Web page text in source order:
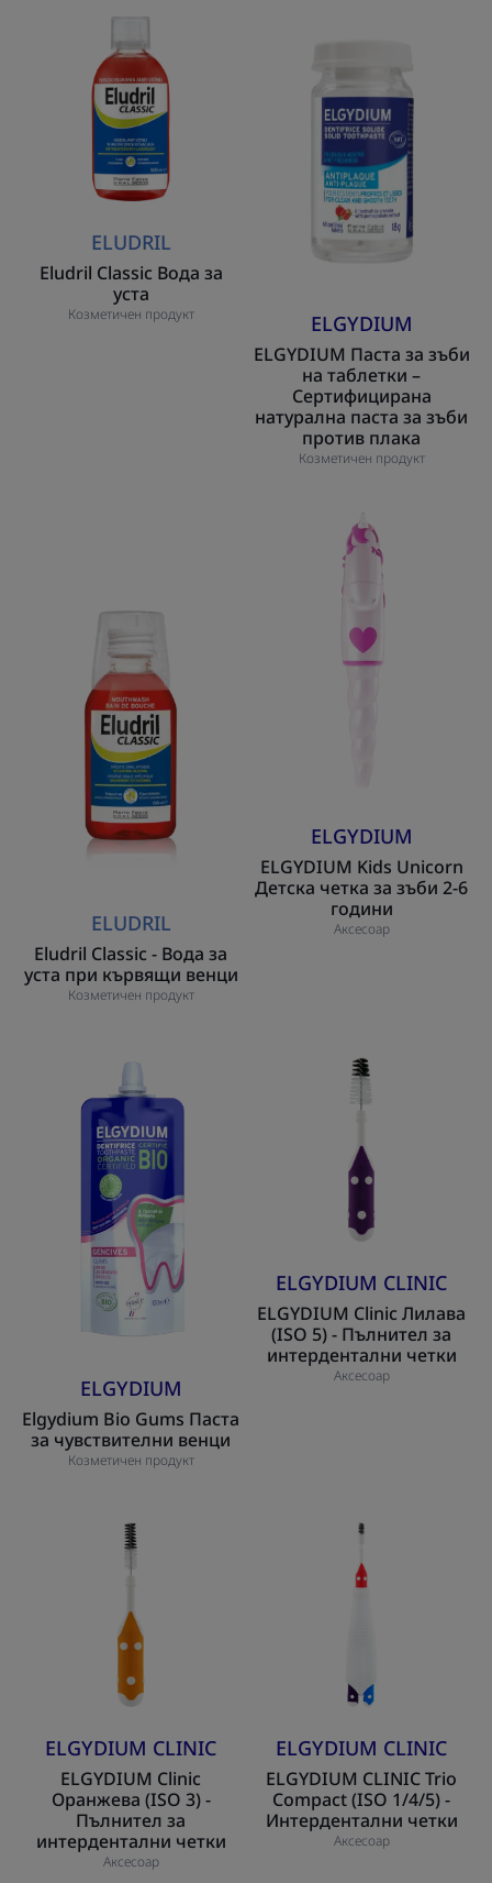
Eludril
Classic
Вода
за
уста
ELUDRIL
Eludril Classic Вода за
уста
Козметичен продукт
зъби
на
таблетки
–
натурална
паста
против
плака
ELGYDIUM
ELGYDIUM Паста за зъби
на таблетки –
Сертифицирана
натурална паста за зъби
против плака
Козметичен продукт
уста
при
кървящи
венци
ELUDRIL
Eludril Classic - Вода за
уста при кървящи венци
Козметичен продукт
Kids
Unicorn
Детска
четка
за
ELGYDIUM
ELGYDIUM Kids Unicorn
Детска четка за зъби 2-6
години
Аксесоар
Gums
Паста
за
венци
ELGYDIUM
Elgydium Bio Gums Паста
за чувствителни венци
Козметичен продукт
ELGYDIUM
Clinic
Лилава
5)
-
Пълнител
за
четки
ELGYDIUM CLINIC
ELGYDIUM Clinic Лилава
(ISO 5) - Пълнител за
интердентални четки
Аксесоар
ELGYDIUM
Clinic
Оранжева
3)
-
Пълнител
за
четки
ELGYDIUM CLINIC
ELGYDIUM Clinic
Оранжева (ISO 3) -
Пълнител за
интердентални четки
Аксесоар
ELGYDIUM
Trio
Интердентални
ELGYDIUM CLINIC
ELGYDIUM CLINIC Trio
Compact (ISO 1/4/5) -
Интердентални четки
Аксесоар